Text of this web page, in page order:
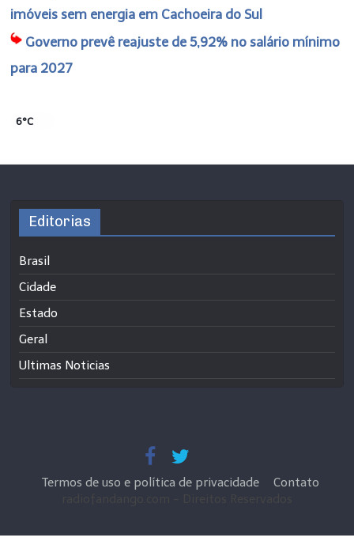
imóveis sem energia em Cachoeira do Sul
Governo prevê reajuste de 5,92% no salário mínimo
para 2027
6°C
Editorias
Brasil
Cidade
Estado
Geral
Ultimas Noticias
Termos de uso e política de privacidade
Contato